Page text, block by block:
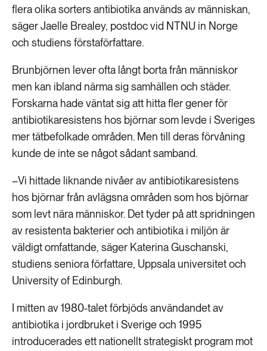
flera olika sorters antibiotika används av människan,
säger Jaelle Brealey, postdoc vid NTNU in Norge
och studiens förstaförfattare.
Brunbjörnen lever ofta långt borta från människor
men kan ibland närma sig samhällen och städer.
Forskarna hade väntat sig att hitta fler gener för
antibiotikaresistens hos björnar som levde i Sveriges
mer tätbefolkade områden. Men till deras förvåning
kunde de inte se något sådant samband.
–Vi hittade liknande nivåer av antibiotikaresistens
hos björnar från avlägsna områden som hos björnar
som levt nära människor. Det tyder på att spridningen
av resistenta bakterier och antibiotika i miljön är
väldigt omfattande, säger Katerina Guschanski,
studiens seniora författare, Uppsala universitet och
University of Edinburgh.
I mitten av 1980-talet förbjöds användandet av
antibiotika i jordbruket i Sverige och 1995
introducerades ett nationellt strategiskt program mot